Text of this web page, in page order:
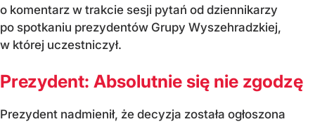
o komentarz w trakcie sesji pytań od dziennikarzy
po spotkaniu prezydentów Grupy Wyszehradzkiej,
w której uczestniczył.
Prezydent: Absolutnie się nie zgodzę
Prezydent nadmienił, że decyzja została ogłoszona